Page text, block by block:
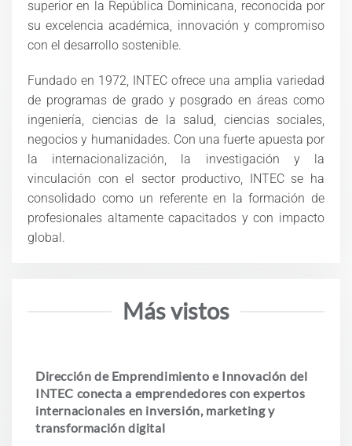
superior en la República Dominicana, reconocida por
su excelencia académica, innovación y compromiso
con el desarrollo sostenible.
Fundado en 1972, INTEC ofrece una amplia variedad
de programas de grado y posgrado en áreas como
ingeniería, ciencias de la salud, ciencias sociales,
negocios y humanidades. Con una fuerte apuesta por
la internacionalización, la investigación y la
vinculación con el sector productivo, INTEC se ha
consolidado como un referente en la formación de
profesionales altamente capacitados y con impacto
global.
Más vistos
Dirección de Emprendimiento e Innovación del
INTEC conecta a emprendedores con expertos
internacionales en inversión, marketing y
transformación digital